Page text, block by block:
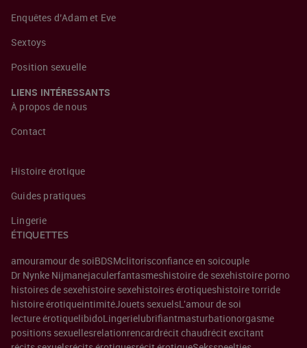
Enquêtes d’Adam et Eve
Sextoys
Position sexuelle
LIENS INTÉRESSANTS
À propos de nous
Contact
Histoire érotique
Guides pratiques
Lingerie
ÉTIQUETTES
amouramour de soiBDSMclitorisconfiance en soicouple
Dr Nynke Nijmanejaculerfantasmeshistoire de sexehistoire porno
histoires de sexehistoire sexehistoires érotiqueshistoire torride
histoire érotiqueintimitéJouets sexuelsL'amour de soi
lecture érotiquelibidoLingerielubrifiantmasturbationorgasme
positions sexuellesrelationrencardrécit chaudrécit excitant